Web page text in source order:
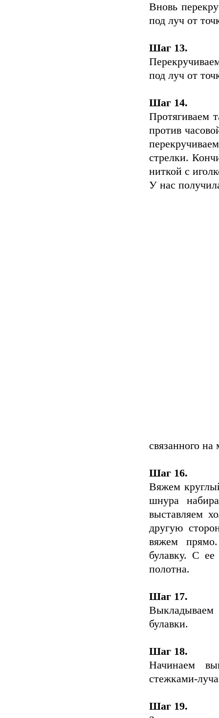
Вновь
под луч от
Шаг 13.
под луч от
Шаг 14.
Протягиваем
против
стрелки.
ниткой с
У нас
связанного
Шаг 16.
Вяжем
шнура
выставляем
другую
вяжем
булавку. С
полотна.
Шаг 17.
булавки.
Шаг 18.
Начинаем
стежками-
Шаг 19.